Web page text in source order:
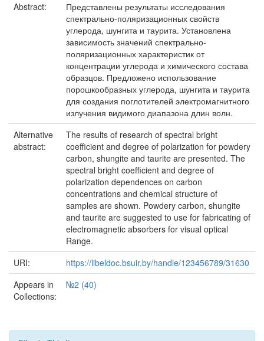
Abstract:
Представлены результаты исследования
спектрально-поляризационных свойств
углерода, шунгита и таурита. Установлена
зависимость значений спектрально-
поляризационных характеристик от
концентрации углерода и химического состава
образцов. Предложено использование
порошкообразных углерода, шунгита и таурита
для создания поглотителей электромагнитного
излучения видимого диапазона длин волн.
Alternative
abstract:
The results of research of spectral bright
coefficient and degree of polarization for powdery
carbon, shungite and taurite are presented. The
spectral bright coefficient and degree of
polarization dependences on carbon
concentrations and chemical structure of
samples are shown. Powdery carbon, shungite
and taurite are suggested to use for fabricating of
electromagnetic absorbers for visual optical
Range.
URI:
https://libeldoc.bsuir.by/handle/123456789/31630
Appears in
Collections:
№2 (40)